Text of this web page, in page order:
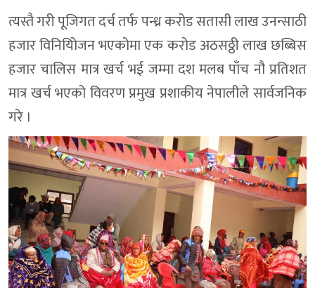
त्यस्तै गरी पूजिगत दर्च तर्फ पन्ध्र करोड सतासी लाख उनन्साठी
हजार विनियिोजन भएकोमा एक करोड अठसठ्ठी लाख छब्बिस
हजार चालिस मात्र खर्च भई जम्मा दश मलब पाँच नौ प्रतिशत
मात्र खर्च भएको विवरण प्रमुख प्रशाकीय नेपालीले सार्वजनिक
गरे ।